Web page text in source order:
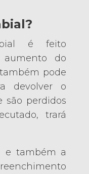
é feito
do
pode
devolver o
são perdidos
trará
e também a